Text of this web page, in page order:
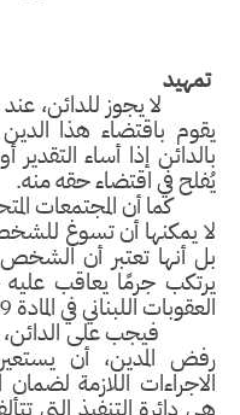
تمهيد
لا يجوز للدائن،
يقوم باقتضاء هذا
بالدائن إذا أساء
يُفلح في اقتضاء حقه منه.
كما أن المجتمعات
لا يمكنها أن تسوغ
بل أنها تعتبر أن
يرتكب جرمًا يعاقب
العقوبات اللبناني في المادة 429.
فيجب على الدائن،
رفض المدين، أن
الاجراءات اللازمة